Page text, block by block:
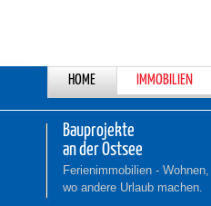
NAVIGATION
ÜBERSPRINGEN
HOME IMMOBILIEN
Bauprojekte
an der Ostsee
Ferienimmobilien - Wohnen,
wo andere Urlaub machen.